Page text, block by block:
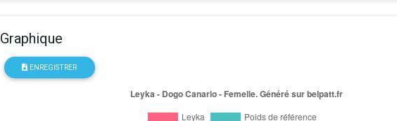
Graphique
ENREGISTRER